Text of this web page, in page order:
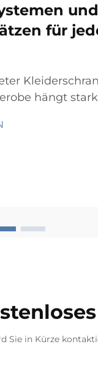
und
für
hängt stark
ab – und
Wand-
Sie in Kürze